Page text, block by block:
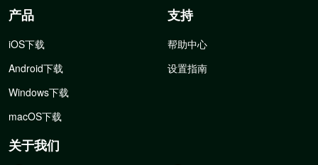
产品
iOS下载
Android下载
Windows下载
macOS下载
支持
帮助中心
设置指南
关于我们